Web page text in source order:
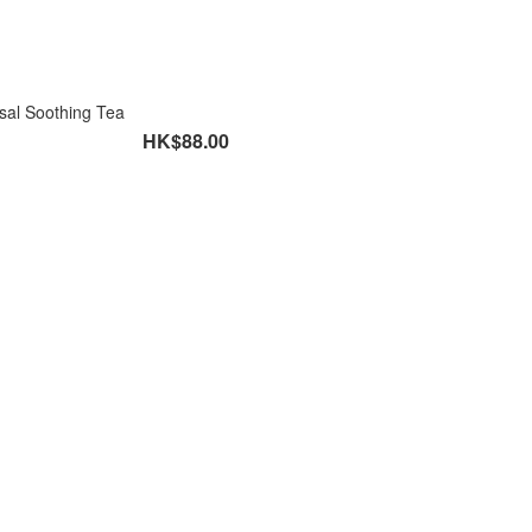
Soothing Tea
HK$88.00